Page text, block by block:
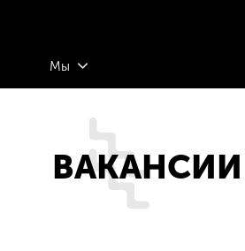
Мы
ВАКАНСИИ